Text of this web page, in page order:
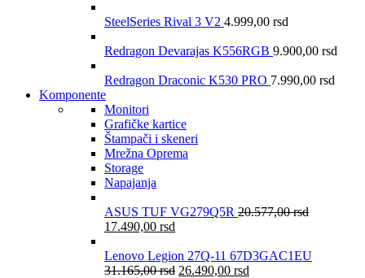
SteelSeries Rival 3 V2 4.999,00 rsd
Redragon Devarajas K556RGB 9.900,00 rsd
Redragon Draconic K530 PRO 7.990,00 rsd
Komponente
Monitori
Grafičke kartice
Štampači i skeneri
Mrežna Oprema
Storage
Napajanja
ASUS TUF VG279Q5R 20.577,00rsd
17.490,00 rsd
Lenovo Legion 27Q-11 67D3GAC1EU
31.165,00rsd 26.490,00 rsd